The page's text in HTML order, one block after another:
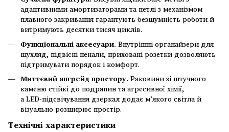
адаптивними амортизаторами та петлі з механізмом
плавного закривання гарантують безшумність роботи й
витримують десятки тисяч циклів.
Функціональні аксесуари. Внутрішні органайзери для
шухляд, підвісні пенали, приховані розетки дозволяють
підтримувати порядок і комфорт.
Миттєвий апгрейд простору. Раковини зі штучного
каменю стійкі до подряпин та агресивної хімії,
а LED‑підсвічування дзеркал додає м’якого світла й
візуально розширює простір.
Технічні характеристики